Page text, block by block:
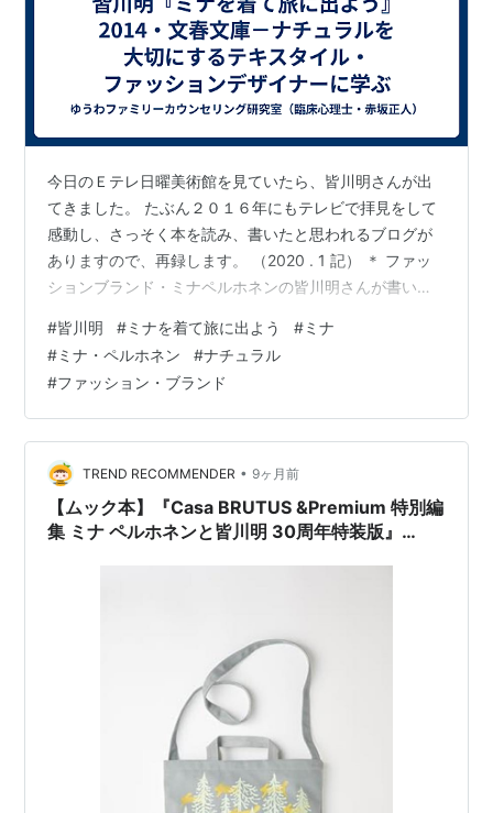
今日のＥテレ日曜美術館を見ていたら、皆川明さんが出
てきました。 たぶん２０１６年にもテレビで拝見をして
感動し、さっそく本を読み、書いたと思われるブログが
ありますので、再録します。 （2020 . 1 記） ＊ ファッ
ションブランド・ミナペルホネンの皆川明さんが書いた
した。 実は先日、テレビを見ていたら、皆川さんの仕事
ぶりを特集している番組をやっていて、皆川さんのこと
はその時初めて知ったのですが、最初はなにげなく見て
いるうちにどんどんひき込まれてしまいました。 皆川さ
んのデザインやファッションについて話す内容がとても
自然体で、ファッションのこ…
#皆川明 #ミナを着て旅に出よう #ミナ
#ミナ・ペルホネン #ナチュラル
#ファッション・ブランド
TREND RECOMMENDER • 9ヶ月前
【ムック本】『Casa BRUTUS &Premium 特別編
集 ミナ ペルホネンと皆川明 30周年特装版』